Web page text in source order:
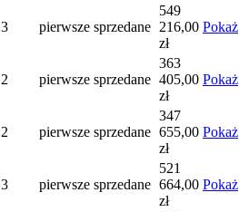
3 pierwsze sprzedane
549
216,00
zł
Pokaż
2 pierwsze sprzedane
363
405,00
zł
Pokaż
2 pierwsze sprzedane
347
655,00
zł
Pokaż
3 pierwsze sprzedane
521
664,00
zł
Pokaż